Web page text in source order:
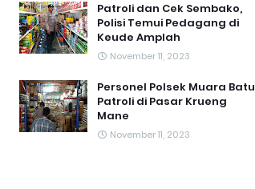
Patroli dan Cek Sembako,
Polisi Temui Pedagang di
Keude Amplah
November 11, 2023
Personel Polsek Muara Batu
Patroli di Pasar Krueng
Mane
November 11, 2023